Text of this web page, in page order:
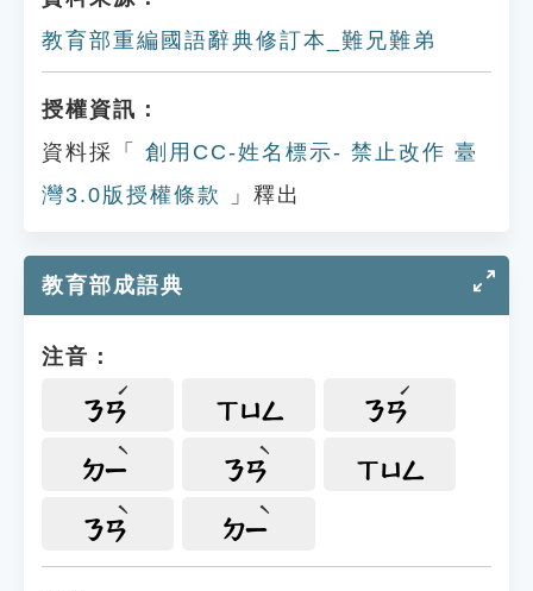
教育部重編國語辭典修訂本_難兄難弟
授權資訊：
資料採「
創用CC-姓名標示- 禁止改作 臺
灣3.0版授權條款
」釋出
教育部成語典
注音：
ㄋㄢ ㄒㄩㄥ ㄋㄢ
ㄉㄧ ㄋㄢ ㄒㄩㄥ
ㄋㄢ ㄉㄧ